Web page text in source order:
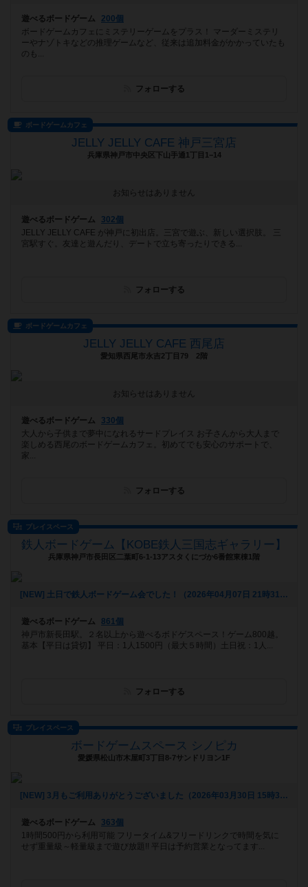
遊べるボードゲーム
200個
ボードゲームカフェにミステリーゲームをプラス！ マーダーミステリ
ーやナゾトキなどの推理ゲームなど、従来は追加料金がかかっていたも
のも...
フォローする
ボードゲームカフェ
JELLY JELLY CAFE 神戸三宮店
兵庫県神戸市中央区下山手通1丁目1−14
お知らせはありません
遊べるボードゲーム
302個
JELLY JELLY CAFE が神戸に初出店。三宮で遊ぶ、新しい選択肢。 三
宮駅すぐ。友達と遊んだり、デートで立ち寄ったりできる...
フォローする
ボードゲームカフェ
JELLY JELLY CAFE 西尾店
愛知県西尾市永吉2丁目79 2階
お知らせはありません
遊べるボードゲーム
330個
大人から子供まで夢中になれるサードプレイス お子さんから大人まで
楽しめる西尾のボードゲームカフェ。初めてでも安心のサポートで、
家...
フォローする
プレイスペース
鉄人ボードゲーム【KOBE鉄人三国志ギャラリー】
兵庫県神戸市長田区二葉町6-1-13アスタくにづか6番館東棟1階
[NEW] 土日で鉄人ボードゲーム会でした！（2026年04月07日 21時31分）
遊べるボードゲーム
861個
神戸市新長田駅。２名以上から遊べるボドゲスペース！ゲーム800越。
基本【平日は貸切】 平日：1人1500円（最大５時間）土日祝：1人...
フォローする
プレイスペース
ボードゲームスペース シノピカ
愛媛県松山市木屋町3丁目8-7サンドリヨン1F
[NEW] 3月もご利用ありがとうございました（2026年03月30日 15時38分）
遊べるボードゲーム
363個
1時間500円から利用可能 フリータイム&フリードリンクで時間を気に
せず重量級～軽量級まで遊び放題!! 平日は予約営業となってます...